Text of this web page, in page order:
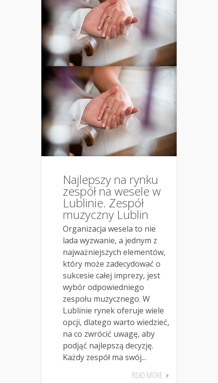
Najlepszy na rynku
zespół na wesele w
Lublinie. Zespół
muzyczny Lublin
Organizacja wesela to nie
lada wyzwanie, a jednym z
najważniejszych elementów,
który może zadecydować o
sukcesie całej imprezy, jest
wybór odpowiedniego
zespołu muzycznego. W
Lublinie rynek oferuje wiele
opcji, dlatego warto wiedzieć,
na co zwrócić uwagę, aby
podjąć najlepszą decyzję.
Każdy zespół ma swój...
READ MORE